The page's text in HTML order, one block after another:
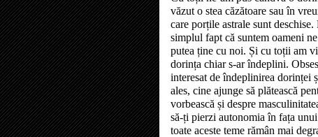
văzut o stea căzătoare sau în
care porțile astrale sunt
simplul fapt că suntem oameni
putea ține cu noi. Și cu toții am
dorința chiar s-ar îndeplini.
interesat de îndeplinirea dorinței
ales, cine ajunge să plătească
vorbească și despre
să-ți pierzi autonomia în fața
toate aceste teme rămân mai